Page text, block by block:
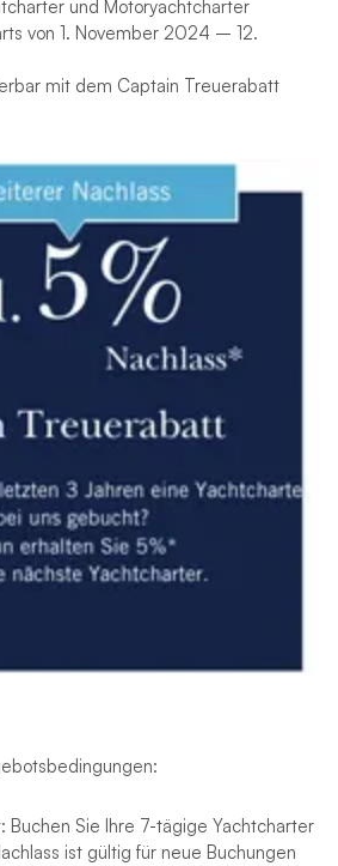
und Motoryachtcharter
von 1. November 2024 – 12.
mit dem Captain Treuerabatt
Sie Ihre 7-tägige Yachtcharter
ist gültig für neue Buchungen